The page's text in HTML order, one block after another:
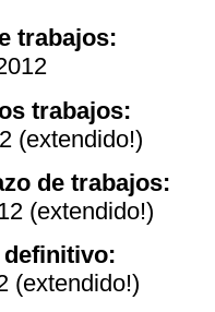
trabajos:
trabajos:
(extendido!)
de trabajos:
(extendido!)
(extendido!)